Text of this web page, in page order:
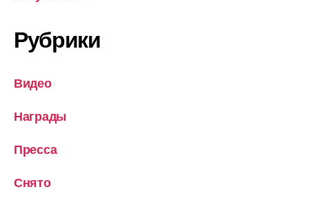
Рубрики
Видео
Награды
Пресса
Снято